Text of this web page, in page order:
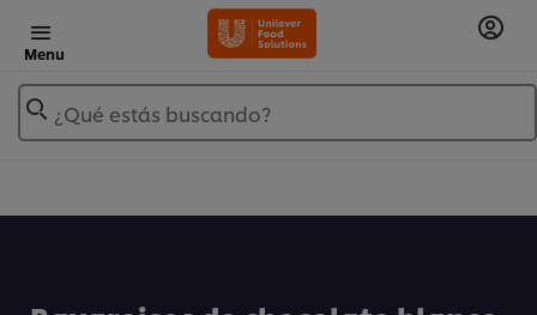
Menu
¿Qué estás buscando?